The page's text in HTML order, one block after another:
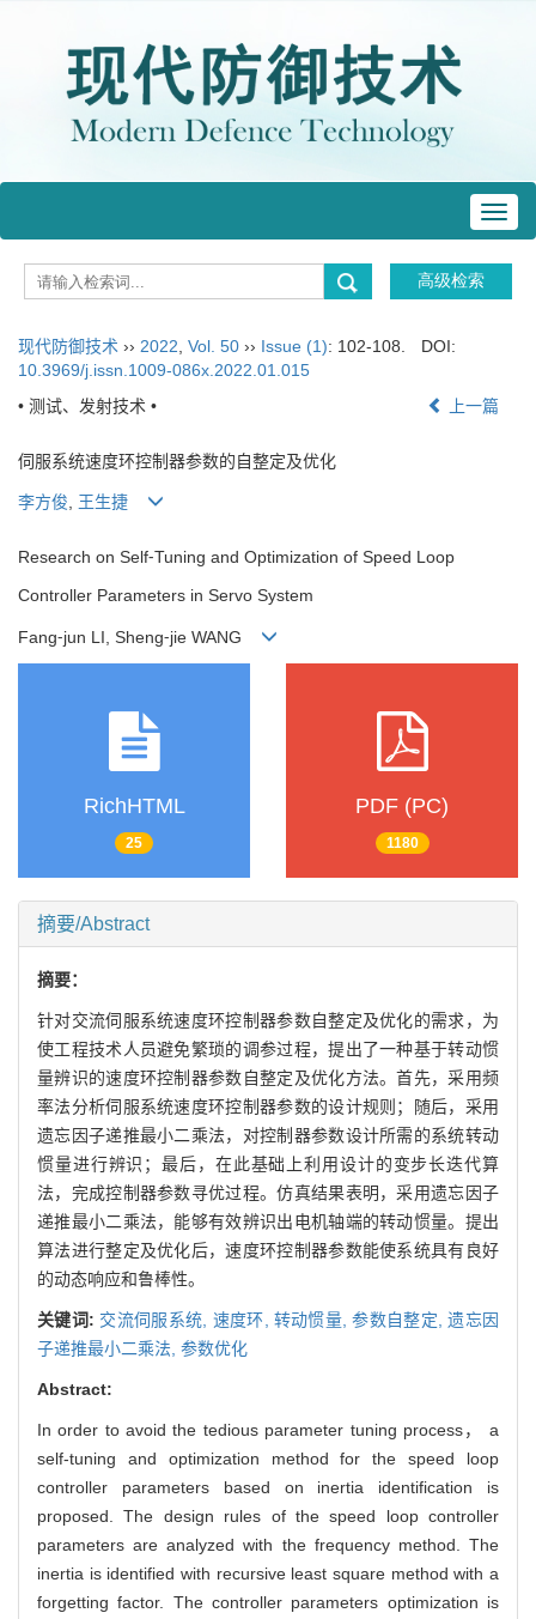
现代防御技术 ›› 2022 Vol. 50 ›› Issue (1): 102-108.
DOI:
10.3969/j.issn.1009-086x.2022.01.015
• 测试、发射技术 •
上一篇
伺服系统速度环控制器参数的自整定及优化
李方俊, 王生捷
Research on Self⁃Tuning and Optimization of Speed Loop
Controller Parameters in Servo System
Fang⁃jun LI, Sheng⁃jie WANG
RichHTML
25
PDF (PC)
1180
摘要/Abstract
摘要：
针对交流伺服系统速度环控制器参数自整定及优化的需求，为
使工程技术人员避免繁琐的调参过程，提出了一种基于转动惯
量辨识的速度环控制器参数自整定及优化方法。首先，采用频
率法分析伺服系统速度环控制器参数的设计规则；随后，采用
遗忘因子递推最小二乘法，对控制器参数设计所需的系统转动
惯量进行辨识；最后，在此基础上利用设计的变步长迭代算
法，完成控制器参数寻优过程。仿真结果表明，采用遗忘因子
递推最小二乘法，能够有效辨识出电机轴端的转动惯量。提出
算法进行整定及优化后，速度环控制器参数能使系统具有良好
的动态响应和鲁棒性。
关键词: 交流伺服系统, 速度环, 转动惯量,参数自整定,遗忘因
子递推最小二乘法, 参数优化
Abstract:
In order to avoid the tedious parameter tuning process， a
self-tuning and optimization method for the speed loop
controller parameters based on inertia identification is
proposed. The design rules of the speed loop controller
parameters are analyzed with the frequency method. The
inertia is identified with recursive least square method with a
forgetting factor. The controller parameters optimization is